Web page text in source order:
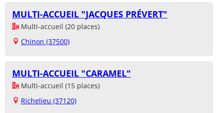
MULTI-ACCUEIL "JACQUES PRÉVERT"
Multi-accueil (20 places)
Chinon (37500)
MULTI-ACCUEIL "CARAMEL"
Multi-accueil (15 places)
Richelieu (37120)